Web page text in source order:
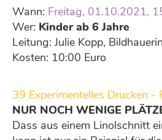
Wann: Freitag, 01.10.2021,
Wer: Kinder ab 6 Jahre
Leitung: Julie Kopp, Bildhauerin
Kosten: 10:00 Euro
39 Experimentelles Drucken -
NUR NOCH WENIGE
Dass aus einem Linolschnitt